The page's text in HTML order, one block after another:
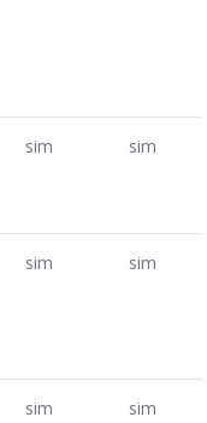
sim sim
sim sim
sim sim